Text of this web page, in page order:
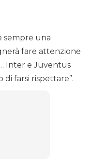
sempre una
fare attenzione
Inter e Juventus
di farsi rispettare”.